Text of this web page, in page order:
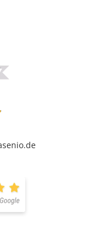
4.9 von 5
neuem Fenster